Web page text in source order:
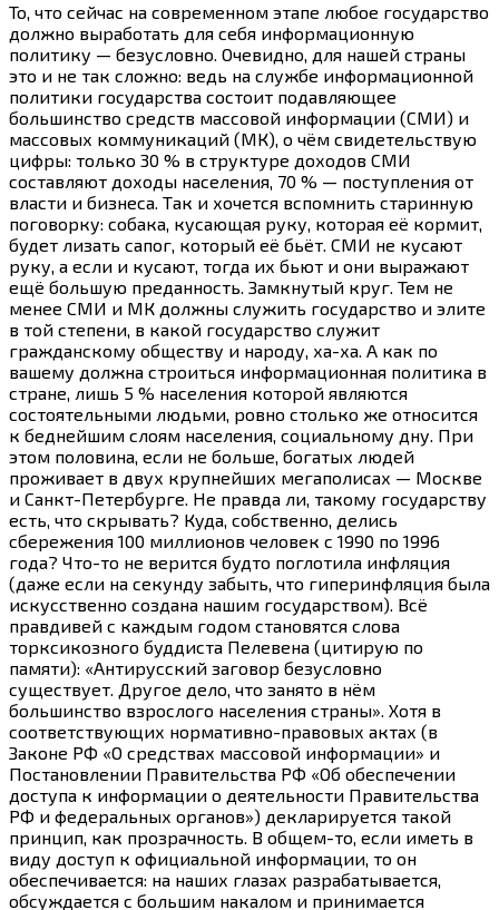
То, что сейчас на современном этапе любое государство
должно выработать для себя информационную
политику — безусловно. Очевидно, для нашей страны
это и не так сложно: ведь на службе информационной
политики государства состоит подавляющее
большинство средств массовой информации (СМИ) и
массовых коммуникаций (МК), о чём свидетельствую
цифры: только 30 % в структуре доходов СМИ
составляют доходы населения, 70 % — поступления от
власти и бизнеса. Так и хочется вспомнить старинную
поговорку: собака, кусающая руку, которая её кормит,
будет лизать сапог, который её бьёт. СМИ не кусают
руку, а если и кусают, тогда их бьют и они выражают
ещё большую преданность. Замкнутый круг. Тем не
менее СМИ и МК должны служить государство и элите
в той степени, в какой государство служит
гражданскому обществу и народу, ха-ха. А как по
вашему должна строиться информационная политика в
стране, лишь 5 % населения которой являются
состоятельными людьми, ровно столько же относится
к беднейшим слоям населения, социальному дну. При
этом половина, если не больше, богатых людей
проживает в двух крупнейших мегаполисах — Москве
и Санкт-Петербурге. Не правда ли, такому государству
есть, что скрывать? Куда, собственно, делись
сбережения 100 миллионов человек с 1990 по 1996
года? Что-то не верится будто поглотила инфляция
(даже если на секунду забыть, что гиперинфляция была
искусственно создана нашим государством). Всё
правдивей с каждым годом становятся слова
торксикозного буддиста Пелевена (цитирую по
памяти): «Антирусский заговор безусловно
существует. Другое дело, что занято в нём
большинство взрослого населения страны». Хотя в
соответствующих нормативно-правовых актах (в
Законе РФ «О средствах массовой информации» и
Постановлении Правительства РФ «Об обеспечении
доступа к информации о деятельности Правительства
РФ и федеральных органов») декларируется такой
принцип, как прозрачность. В общем-то, если иметь в
виду доступ к официальной информации, то он
обеспечивается: на наших глазах разрабатывается,
обсуждается с большим накалом и принимается